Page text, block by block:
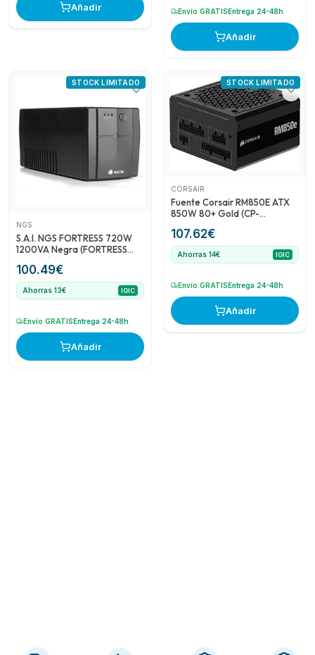
Añadir Envío GRATISEntrega 24-48h
Añadir
NGS
S.A.I. NGS FORTRESS 720W
1200VA Negra (FORTRESS
1500V2)
100.49€
STOCK LIMITADO
Ahorras 13€ IGIC
Envío GRATISEntrega 24-48h
Añadir
CORSAIR
Fuente Corsair RM850E ATX
850W 80+ Gold (CP-
9020296-EU)
107.62€
STOCK LIMITADO
Ahorras 14€ IGIC
Envío GRATISEntrega 24-48h
Añadir